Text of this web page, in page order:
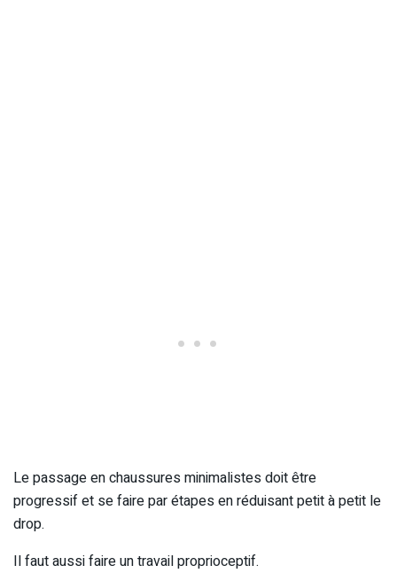
Le passage en chaussures minimalistes doit être
progressif et se faire par étapes en réduisant petit à petit le
drop.
Il faut aussi faire un travail proprioceptif.